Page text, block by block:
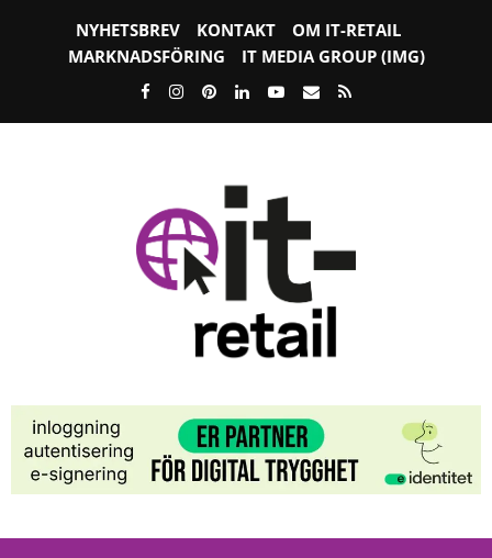
NYHETSBREV KONTAKT
OM IT-RETAIL
MARKNADSFÖRING
IT MEDIA GROUP (IMG)